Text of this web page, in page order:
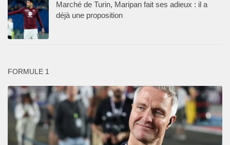
Marché de Turin, Maripan fait ses adieux : il a
déjà une proposition
FORMULE 1